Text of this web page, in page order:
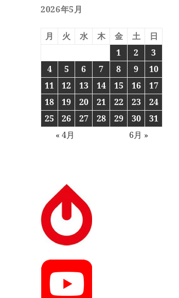
2026年5月
月 火 水 木 金 土
日
1
2
3
4
5 6 7 8 9
10
11
12 13 14 15 16
17
18
19 20 21 22 23
24
25
26 27 28 29 30
31
« 4月
6月 »